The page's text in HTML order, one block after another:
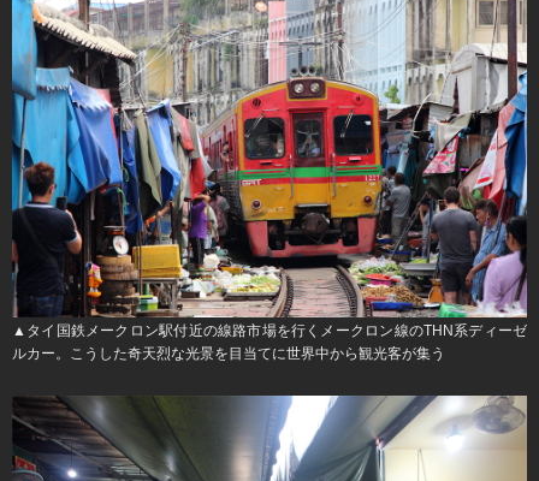
▲タイ国鉄メークロン駅付近の線路市場を行くメークロン線のTHN系ディーゼ
ルカー。こうした奇天烈な光景を目当てに世界中から観光客が集う